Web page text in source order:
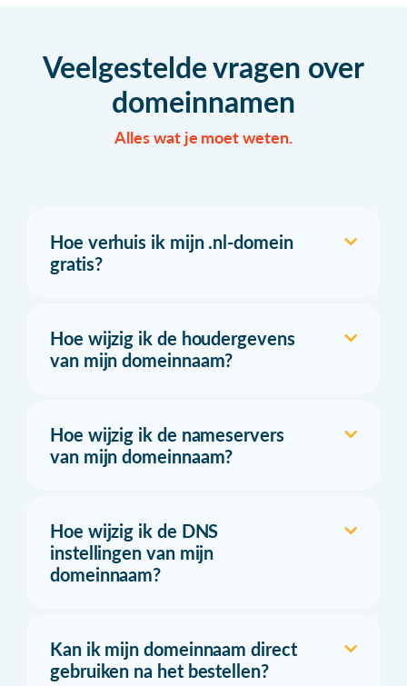
Veelgestelde vragen over
domeinnamen
Alles wat je moet weten.
Hoe verhuis ik mijn .nl-domein
gratis?
Hoe wijzig ik de houdergevens
van mijn domeinnaam?
Hoe wijzig ik de nameservers
van mijn domeinnaam?
Hoe wijzig ik de DNS
instellingen van mijn
domeinnaam?
Kan ik mijn domeinnaam direct
gebruiken na het bestellen?